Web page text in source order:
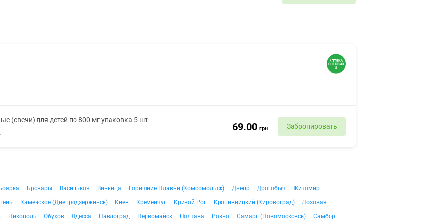
(свечи) для детей по 800 мг упаковка 5 шт
69.00 грн Забронировать
Бровары Васильков Винница Горишние Плавни (Комсомольск) Днепр Дрогобыч
Житомир
Каменское (Днепродзержинск) Киев Кременчуг Кривой Рог Кропивницкий (Кировоград)
Лозовая
Никополь Обухов Одесса Павлоград Первомайск Полтава Ровно Самарь (Новомосковск) Самбор